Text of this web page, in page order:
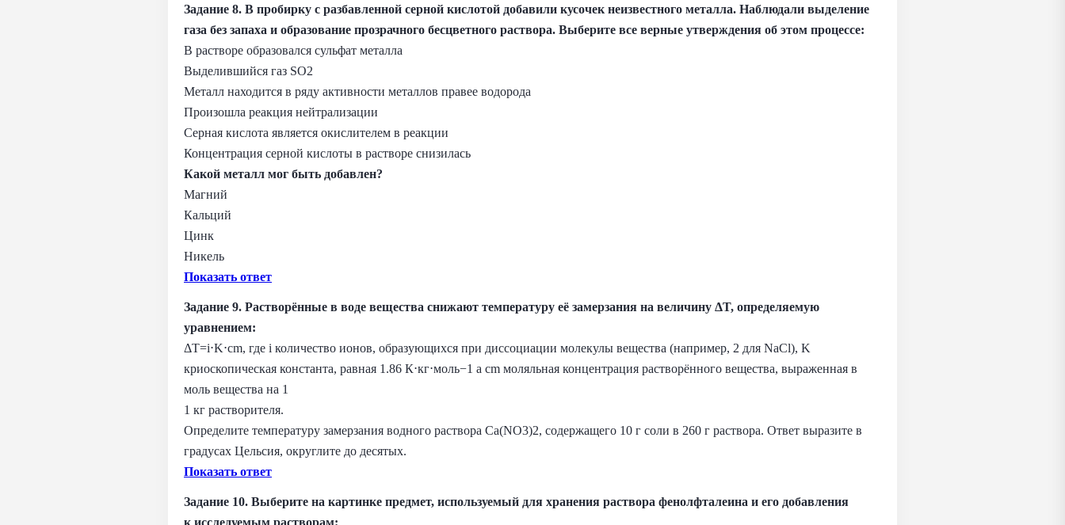
Задание 8. В пробирку с разбавленной серной кислотой добавили кусочек неизвестного металла. Наблюдали выделение
газа без запаха и образование прозрачного бесцветного раствора. Выберите все верные утверждения об этом процессе:
В растворе образовался сульфат металла
Выделившийся газ SO2
Металл находится в ряду активности металлов правее водорода
Произошла реакция нейтрализации
Серная кислота является окислителем в реакции
Концентрация серной кислоты в растворе снизилась
Какой металл мог быть добавлен?
Магний
Кальций
Цинк
Никель
Показать ответ
Задание 9. Растворённые в воде вещества снижают температуру её замерзания на величину ΔT, определяемую
уравнением:
ΔT=i⋅K⋅cm, где i количество ионов, образующихся при диссоциации молекулы вещества (например, 2 для NaCl), K
криоскопическая константа, равная 1.86 К⋅кг⋅моль−1 а cm моляльная концентрация растворённого вещества, выраженная в
моль вещества на 1
1 кг растворителя.
Определите температуру замерзания водного раствора Ca(NO3)2, содержащего 10 г соли в 260 г раствора. Ответ выразите в
градусах Цельсия, округлите до десятых.
Показать ответ
Задание 10. Выберите на картинке предмет, используемый для хранения раствора фенолфталеина и его добавления